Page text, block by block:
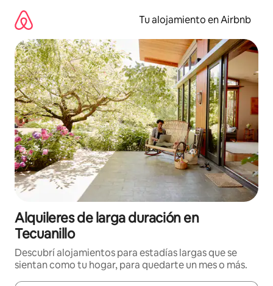
contenido
Tu alojamiento en Airbnb
Alquileres de larga duración en
Tecuanillo
Descubrí alojamientos para estadías largas que se
sientan como tu hogar, para quedarte un mes o más.